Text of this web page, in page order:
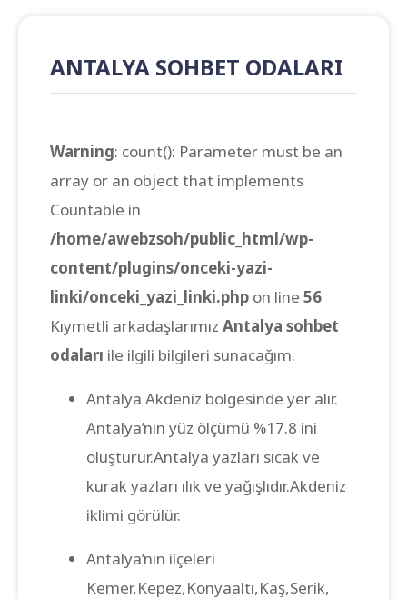
ANTALYA SOHBET ODALARI
Warning: count(): Parameter must be an
array or an object that implements
Countable in
/home/awebzsoh/public_html/wp-
content/plugins/onceki-yazi-
linki/onceki_yazi_linki.php on line 56
Kıymetli arkadaşlarımız Antalya sohbet
odaları ile ilgili bilgileri sunacağım.
Antalya Akdeniz bölgesinde yer alır.
Antalya’nın yüz ölçümü %17.8 ini
oluşturur.Antalya yazları sıcak ve
kurak yazları ılık ve yağışlıdır.Akdeniz
iklimi görülür.
Antalya’nın ilçeleri
Kemer,Kepez,Konyaaltı,Kaş,Serik,